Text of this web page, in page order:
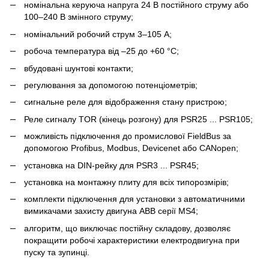
номінальна керуюча напруга 24 В постійного струму або
100–240 В змінного струму;
номінальний робочий струм 3–105 А;
робоча температура від –25 до +60 °C;
вбудовані шунтові контакти;
регулювання за допомогою потенціометрів;
сигнальне реле для відображення стану пристрою;
Реле сигналу TOR (кінець розгону) для PSR25 ... PSR105;
можливість підключення до промислової FieldBus за
допомогою Profibus, Modbus, Devicenet або CANopen;
установка на DIN-рейку для PSR3 ... PSR45;
установка на монтажну плиту для всіх типорозмірів;
комплекти підключення для установки з автоматичними
вимикачами захисту двигуна АВВ серії MS4;
алгоритм, що виключає постійну складову, дозволяє
покращити робочі характеристики електродвигуна при
пуску та зупинці.